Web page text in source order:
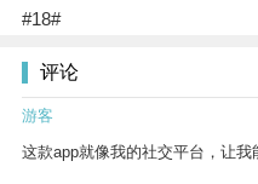
#18#
评论
游客
这款app就像我的社交平台，让我